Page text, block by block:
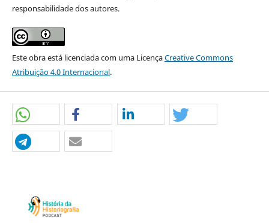
responsabilidade dos autores.
Este obra está licenciada com uma LicençaCreative Commons
Atribuição 4.0 Internacional.